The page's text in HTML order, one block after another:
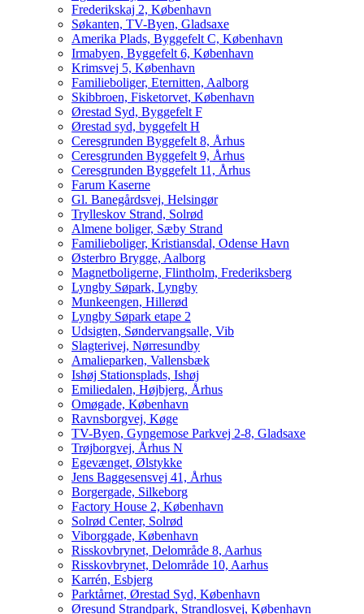
Frederikskaj 2, København
Søkanten, TV-Byen, Gladsaxe
Amerika Plads, Byggefelt C, København
Irmabyen, Byggefelt 6, København
Krimsvej 5, København
Familieboliger, Eternitten, Aalborg
Skibbroen, Fisketorvet, København
Ørestad Syd, Byggefelt F
Ørestad syd, byggefelt H
Ceresgrunden Byggefelt 8, Århus
Ceresgrunden Byggefelt 9, Århus
Ceresgrunden Byggefelt 11, Århus
Farum Kaserne
Gl. Banegårdsvej, Helsingør
Trylleskov Strand, Solrød
Almene boliger, Sæby Strand
Familieboliger, Kristiansdal, Odense Havn
Østerbro Brygge, Aalborg
Magnetboligerne, Flintholm, Frederiksberg
Lyngby Søpark, Lyngby
Munkeengen, Hillerød
Lyngby Søpark etape 2
Udsigten, Søndervangsalle, Vib
Slagterivej, Nørresundby
Amalieparken, Vallensbæk
Ishøj Stationsplads, Ishøj
Emiliedalen, Højbjerg, Århus
Omøgade, København
Ravnsborgvej, Køge
TV-Byen, Gyngemose Parkvej 2-8, Gladsaxe
Trøjborgvej, Århus N
Egevænget, Ølstykke
Jens Baggesensvej 41, Århus
Borgergade, Silkeborg
Factory House 2, København
Solrød Center, Solrød
Viborggade, København
Risskovbrynet, Delområde 8, Aarhus
Risskovbrynet, Delområde 10, Aarhus
Karrén, Esbjerg
Parktårnet, Ørestad Syd, København
Øresund Strandpark, Strandlosvej, København